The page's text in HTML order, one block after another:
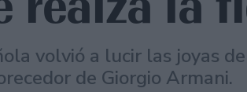
volvió a lucir las joyas
de Giorgio Armani.